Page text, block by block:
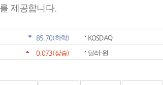
제공합니다.
85.70(하락)
KOSDAQ
0.073(상승) 달러-원